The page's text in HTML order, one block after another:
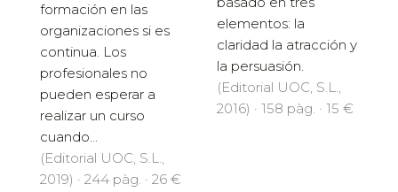
formación en las
organizaciones si es
continua. Los
profesionales no
pueden esperar a
realizar un curso
cuando...
(Editorial UOC, S.L.,
2019) · 244 pàg. · 26 €
elementos: la
claridad la atracción y
la persuasión.
(Editorial UOC, S.L.,
2016) · 158 pàg. · 15 €